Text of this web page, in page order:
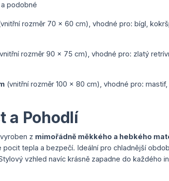
podobné
rozměr 70 x 60 cm), vhodné pro: bígl,
rozměr 90 x 75 cm), vhodné pro: zlatý
(vnitřní rozměr 100 x 80 cm), vhodné pro:
a Pohodlí
z mimořádně měkkého a hebkého
pocit tepla a bezpečí. Ideální pro chladnější
vzhled navíc krásně zapadne do každého